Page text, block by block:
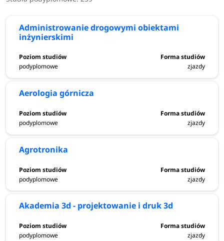
Częstochowa
Kielce
Olsztyn
Zielona Góra
Białystok
Bielsko-Biała
Cieszyn
Administrowanie drogowymi obiektami
inżynierskimi
podyplomowe zjazdy
Aerologia górnicza
podyplomowe zjazdy
Agrotronika
podyplomowe zjazdy
Akademia 3d - projektowanie i druk 3d
podyplomowe zjazdy